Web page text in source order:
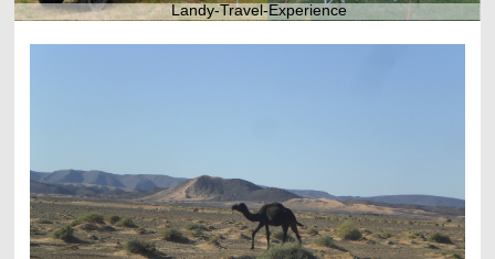
Landy-Travel-Experience